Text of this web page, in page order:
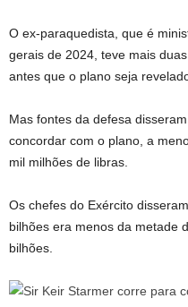
O ex-paraquedista, que é
gerais de 2024, teve mais
antes que o plano seja
Mas fontes da defesa
concordar com o plano, a
mil milhões de libras.
Os chefes do Exército
bilhões era menos da metade
bilhões.